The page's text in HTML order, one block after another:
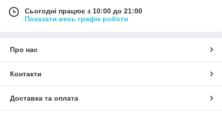
Сьогодні працює з 10:00 до 21:00
Показати весь графік роботи
Про нас
Контакти
Доставка та оплата